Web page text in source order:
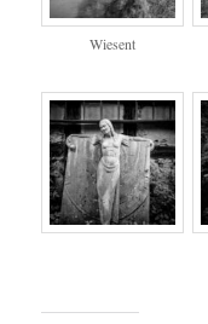
Wiesent